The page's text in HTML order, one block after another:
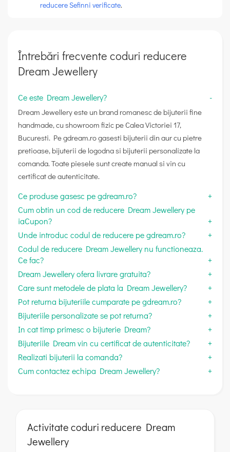
reducere Sefinni verificate.
Întrebări frecvente coduri reducere
Dream Jewellery
Ce este Dream Jewellery?
Dream Jewellery este un brand romanesc de bijuterii fine
handmade, cu showroom fizic pe Calea Victoriei 17,
Bucuresti. Pe gdream.ro gasesti bijuterii din aur cu pietre
pretioase, bijuterii de logodna si bijuterii personalizate la
comanda. Toate piesele sunt create manual si vin cu
certificat de autenticitate.
Ce produse gasesc pe gdream.ro?
Cum obtin un cod de reducere Dream Jewellery pe
iaCupon?
Unde introduc codul de reducere pe gdream.ro?
Codul de reducere Dream Jewellery nu functioneaza.
Ce fac?
Dream Jewellery ofera livrare gratuita?
Care sunt metodele de plata la Dream Jewellery?
Pot returna bijuteriile cumparate pe gdream.ro?
Bijuteriile personalizate se pot returna?
In cat timp primesc o bijuterie Dream?
Bijuteriile Dream vin cu certificat de autenticitate?
Realizati bijuterii la comanda?
Cum contactez echipa Dream Jewellery?
Activitate coduri reducere Dream
Jewellery